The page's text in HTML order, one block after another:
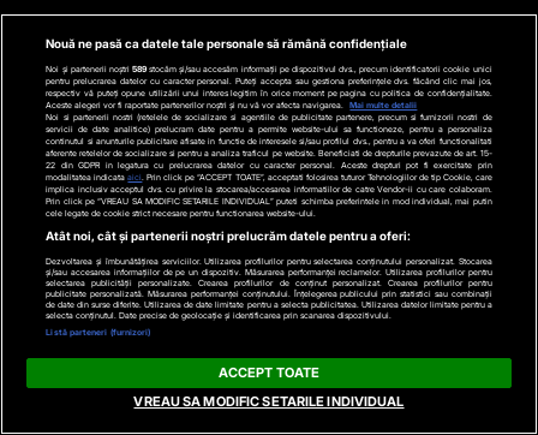
Stiri auto
Stiri economice
Sport
Contact
Bd. Mărăști 65-67,
Romexpo Intrarea C,
Pavilion T, sector 1
Urmărește-ne pe rețelele sociale:
Nouă ne pasă ca datele tale personale să rămână confidențiale
Noi și partenerii noștri 589stocăm și/sau accesăm informații pe dispozitivul dvs., precum identificatorii cookie unici
pentru prelucrarea datelor cu caracter personal. Puteți accepta sau gestiona preferințele dvs. făcând clic mai jos,
respectiv vă puteți opune utilizării unui interes legitim în orice moment pe pagina cu politica de confidențialitate.
Aceste alegeri vor fi raportate partenerilor noștri și nu vă vor afecta navigarea.
Mai multe detalii
Noi si partenerii nostri (retelele de socializare si agentiile de publicitate partenere, precum si furnizorii nostri de
servicii de date analitice) prelucram date pentru a permite website-ului sa functioneze, pentru a personaliza
continutul si anunturile publicitare afisate in functie de interesele si/sau profilul dvs., pentru a va oferi functionalitati
aferente retelelor de socializare si pentru a analiza traficul pe website. Beneficiati de drepturile prevazute de art. 15-
22 din GDPR in legatura cu prelucrarea datelor cu caracter personal. Aceste drepturi pot fi exercitate prin
modalitatea indicataaici . Prin click pe “ACCEPT TOATE”, acceptati folosirea tuturor Tehnologiilor de tip Cookie, care
implica inclusiv acceptul dvs. cu privire la stocarea/accesarea informatiilor de catre Vendor-ii cu care colaboram.
Prin click pe “VREAU SA MODIFIC SETARILE INDIVIDUAL” puteti schimba preferintele in mod individual, mai putin
cele legate de cookie strict necesare pentru functionarea website-ului.
Atât noi, cât și partenerii noștri prelucrăm datele pentru a oferi:
Dezvoltarea și îmbunătățirea serviciilor. Utilizarea profilurilor pentru selectarea conținutului personalizat. Stocarea
și/sau accesarea informațiilor de pe un dispozitiv. Măsurarea performanței reclamelor. Utilizarea profilurilor pentru
selectarea publicității personalizate. Crearea profilurilor de conținut personalizat. Crearea profilurilor pentru
publicitate personalizată. Măsurarea performanței conținutului. Înțelegerea publicului prin statistici sau combinații
de date din surse diferite. Utilizarea de date limitate pentru a selecta publicitatea. Utilizarea datelor limitate pentru a
selecta conținutul. Date precise de geolocație și identificarea prin scanarea dispozitivului.
Listă parteneri (furnizori)
ACCEPT TOATE
VREAU SA MODIFIC SETARILE INDIVIDUAL